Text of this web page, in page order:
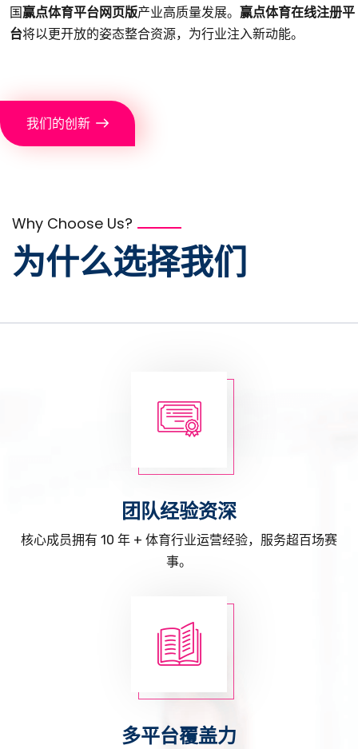
国 赢点体育平台网页版产业高质量发展。 赢点体育在线注册平
台将以更开放的姿态整合资源，为行业注入新动能。
我们的创新
Why Choose Us?
为什么选择我们
团队经验资深
核心成员拥有 10 年 + 体育行业运营经验，服务超百场赛
事。
多平台覆盖力